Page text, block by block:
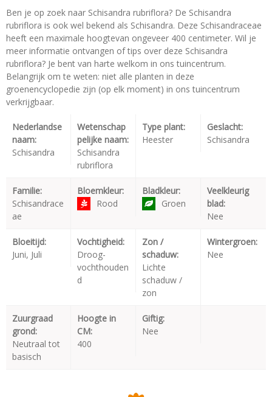
Ben je op zoek naar Schisandra rubriflora? De Schisandra
rubriflora is ook wel bekend als Schisandra. Deze Schisandraceae
heeft een maximale hoogtevan ongeveer 400 centimeter. Wil je
meer informatie ontvangen of tips over deze Schisandra
rubriflora? Je bent van harte welkom in ons tuincentrum.
Belangrijk om te weten: niet alle planten in deze
groenencyclopedie zijn (op elk moment) in ons tuincentrum
verkrijgbaar.
Nederlandse
naam:
Schisandra
Wetenschap
pelijke naam:
Schisandra
rubriflora
Type plant:
Heester
Geslacht:
Schisandra
Familie:
Schisandrace
ae
Bloemkleur:
Rood
Bladkleur:
Groen
Veelkleurig
blad:
Nee
Bloeitijd:
Juni, Juli
Vochtigheid:
Droog-
vochthouden
d
Zon /
schaduw:
Lichte
schaduw /
zon
Wintergroen:
Nee
Zuurgraad
grond:
Neutraal tot
basisch
Hoogte in
CM:
400
Giftig:
Nee